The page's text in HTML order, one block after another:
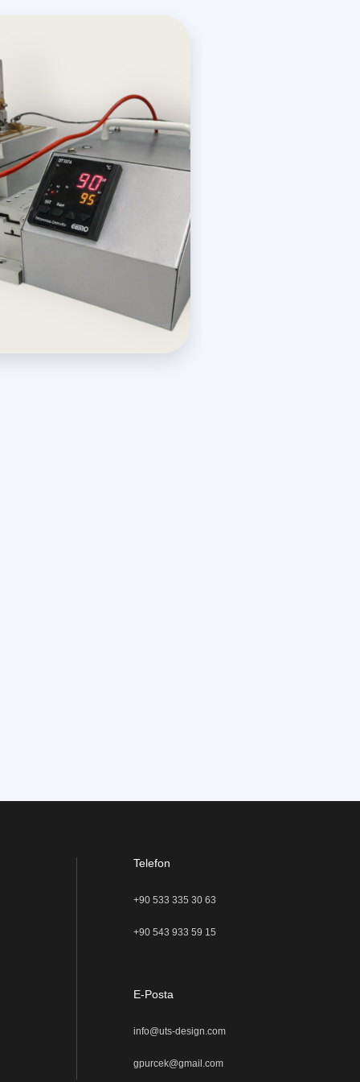
Telefon
+90 533 335 30 63
+90 543 933 59 15
E-Posta
info@uts-design.com
gpurcek@gmail.com